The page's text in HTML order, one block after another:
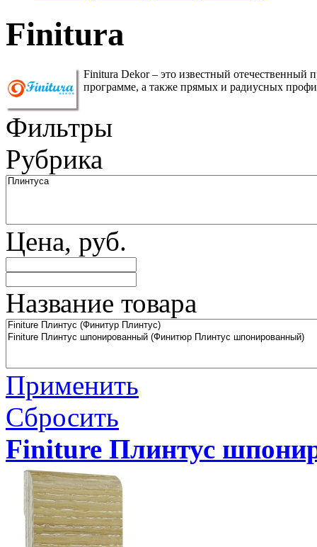
Finitura
Finitura Dekor – это известный отечественный
программе, а также прямых и радиусных
Фильтры
Рубрика
Цена, руб.
Название товара
Применить
Сбросить
Finiture Плинтус